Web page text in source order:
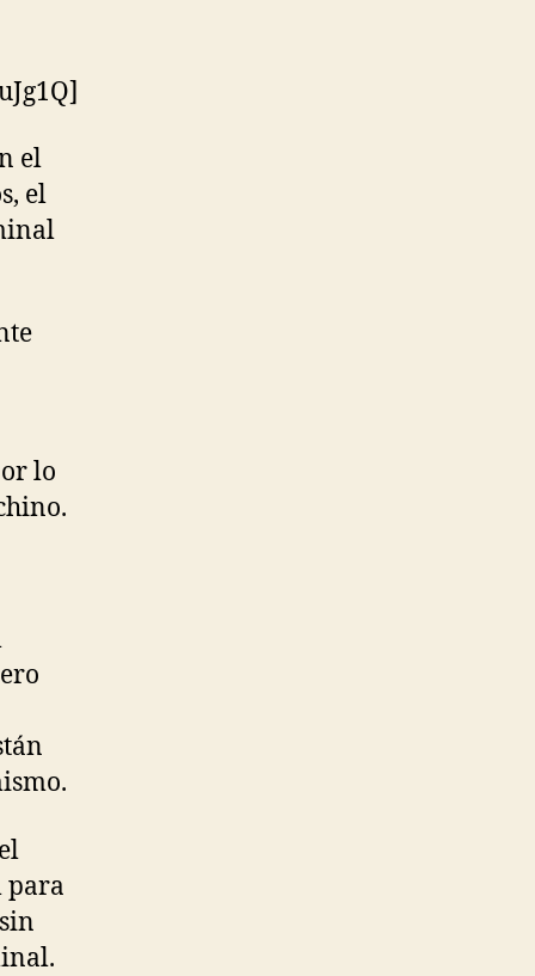
el
el
lo
para